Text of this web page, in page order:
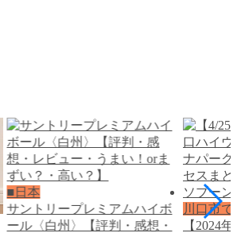
■日本
サントリープレミアムハイボ
ール〈白州〉【評判・感想・
川口市
【2024